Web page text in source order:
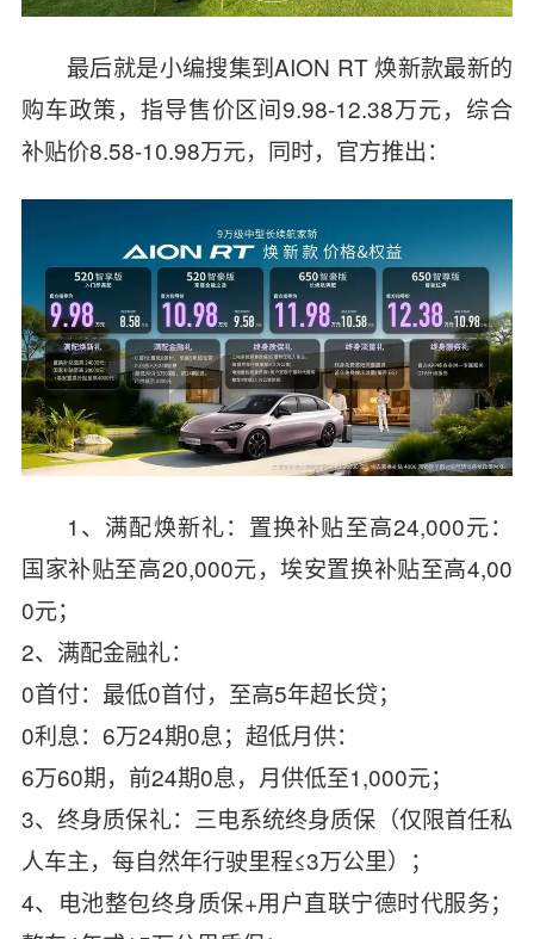
最后就是小编搜集到AION RT 焕新款最新的
购车政策，指导售价区间9.98-12.38万元，综合
补贴价8.58-10.98万元，同时，官方推出：
1、满配焕新礼：置换补贴至高24,000元：
国家补贴至高20,000元，埃安置换补贴至高4,00
0元；
2、满配金融礼：
0首付：最低0首付，至高5年超长贷；
0利息：6万24期0息；超低月供：
6万60期，前24期0息，月供低至1,000元；
3、终身质保礼：三电系统终身质保（仅限首任私
人车主，每自然年行驶里程≤3万公里）；
4、电池整包终身质保+用户直联宁德时代服务；